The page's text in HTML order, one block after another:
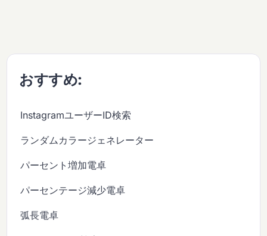
おすすめ:
InstagramユーザーID検索
ランダムカラージェネレーター
パーセント増加電卓
パーセンテージ減少電卓
弧長電卓